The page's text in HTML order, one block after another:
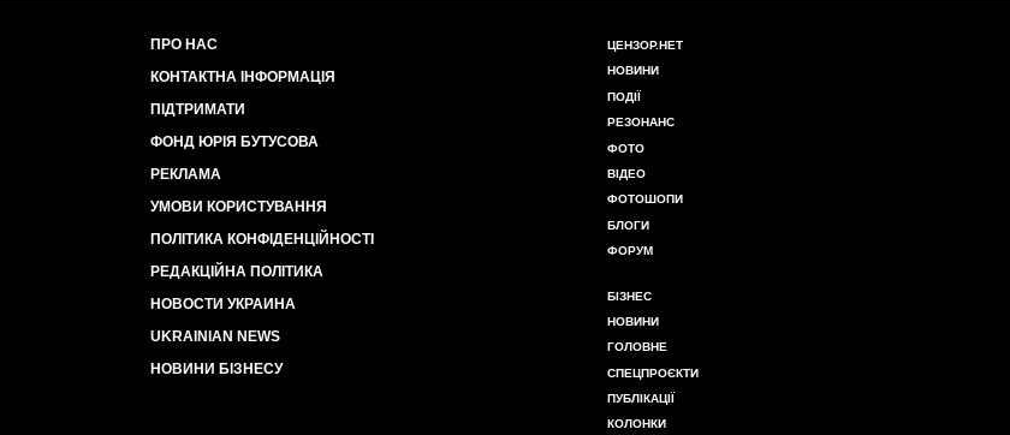
ПРО НАС
КОНТАКТНА ІНФОРМАЦІЯ
ПІДТРИМАТИ
ФОНД ЮРІЯ БУТУСОВА
РЕКЛАМА
УМОВИ КОРИСТУВАННЯ
ПОЛІТИКА КОНФІДЕНЦІЙНОСТІ
РЕДАКЦІЙНА ПОЛІТИКА
НОВОСТИ УКРАИНА
UKRAINIAN NEWS
НОВИНИ БІЗНЕСУ
ЦЕНЗОР.НЕТ
НОВИНИ
ПОДІЇ
РЕЗОНАНС
ФОТО
ВІДЕО
ФОТОШОПИ
БЛОГИ
ФОРУМ
БІЗНЕС
НОВИНИ
ГОЛОВНЕ
СПЕЦПРОЄКТИ
ПУБЛІКАЦІЇ
КОЛОНКИ